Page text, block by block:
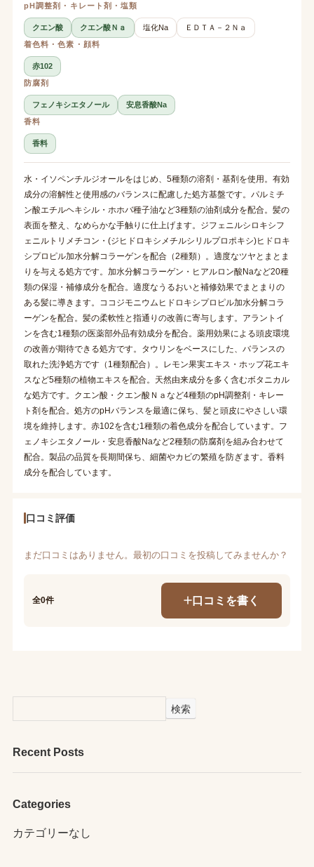
pH調整剤・キレート剤・塩類
クエン酸 クエン酸Ｎａ 塩化Na
ＥＤＴＡ－２Ｎａ
着色料・色素・顔料
赤102
防腐剤
フェノキシエタノール
安息香酸Na
香料
香料
水・イソペンチルジオールをはじめ、5種類の溶剤・基剤を使用。有効
成分の溶解性と使用感のバランスに配慮した処方基盤です。パルミチ
ン酸エチルヘキシル・ホホバ種子油など3種類の油剤成分を配合。髪の
表面を整え、なめらかな手触りに仕上げます。ジフェニルシロキシフ
ェニルトリメチコン・(ジヒドロキシメチルシリルプロポキシ)ヒドロキ
シプロピル加水分解コラーゲンを配合（2種類）。適度なツヤとまとま
りを与える処方です。加水分解コラーゲン・ヒアルロン酸Naなど20種
類の保湿・補修成分を配合。適度なうるおいと補修効果でまとまりの
ある髪に導きます。ココジモニウムヒドロキシプロピル加水分解コラ
ーゲンを配合。髪の柔軟性と指通りの改善に寄与します。アラントイ
ンを含む1種類の医薬部外品有効成分を配合。薬用効果による頭皮環境
の改善が期待できる処方です。タウリンをベースにした、バランスの
取れた洗浄処方です（1種類配合）。レモン果実エキス・ホップ花エキ
スなど5種類の植物エキスを配合。天然由来成分を多く含むボタニカル
な処方です。クエン酸・クエン酸Ｎａなど4種類のpH調整剤・キレー
ト剤を配合。処方のpHバランスを最適に保ち、髪と頭皮にやさしい環
境を維持します。赤102を含む1種類の着色成分を配合しています。フ
ェノキシエタノール・安息香酸Naなど2種類の防腐剤を組み合わせて
配合。製品の品質を長期間保ち、細菌やカビの繁殖を防ぎます。香料
成分を配合しています。
口コミ評価
まだ口コミはありません。最初の口コミを投稿してみませんか？
全0件 口コミを書く
検索
Recent Posts
Categories
カテゴリーなし